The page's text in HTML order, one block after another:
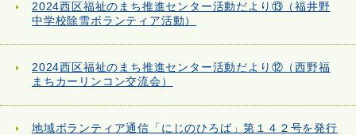
2024西区福祉のまち推進センター活動だより⑬（福井野
中学校除雪ボランティア活動）
2024西区福祉のまち推進センター活動だより⑫（西野福
まちカーリンコン交流会）
地域ボランティア通信「にじのひろば」第１４２号を発行